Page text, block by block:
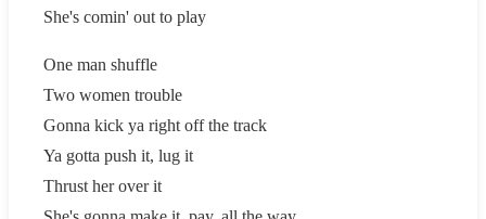
She's comin' out to play
One man shuffle
Two women trouble
Gonna kick ya right off the track
Ya gotta push it, lug it
Thrust her over it